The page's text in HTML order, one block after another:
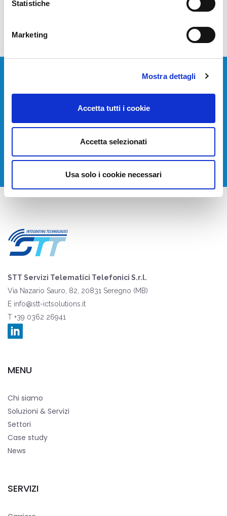
Statistiche
Marketing
Mostra dettagli
Accetta tutti i cookie
Accetta selezionati
Usa solo i cookie necessari
Devi installare o aggiornare i tuoi sistemi di
CONTATTACI
STT Servizi Telematici Telefonici S.r.l.
Via Nazario Sauro, 82, 20831 Seregno (MB)
E info@stt-ictsolutions.it
T +39 0362 26941
MENU
Chi siamo
Soluzioni & Servizi
Settori
Case study
News
SERVIZI